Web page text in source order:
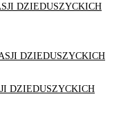
DZIEDUSZYCKICH
DZIEDUSZYCKICH
DZIEDUSZYCKICH